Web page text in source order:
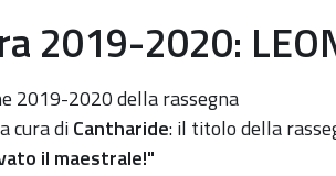
2019-2020:
events/contronatura-
2019-2020 della rassegna
cura diCantharide: il titolo della
il maestrale!"